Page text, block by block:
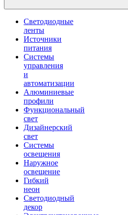
Светодиодные
ленты
Источники
питания
Системы
управления
и
автоматизации
Алюминиевые
профили
Функциональный
свет
Дизайнерский
свет
Системы
освещения
Наружное
освещение
Гибкий
неон
Светодиодный
декор